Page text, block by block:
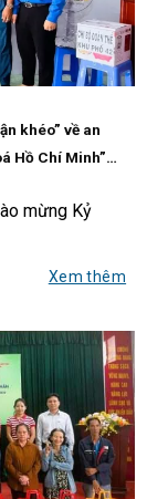
khéo” về an
Hồ Chí Minh”
mừng Kỷ
Xem thêm